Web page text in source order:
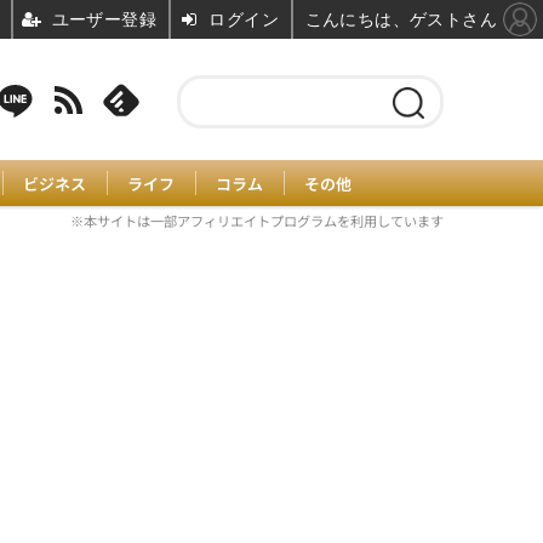
ビジネス ライフ コラム その他
※本サイトは一部アフィリエイトプログラムを利用しています
ユーザー登録 ログイン こんにちは、ゲストさん